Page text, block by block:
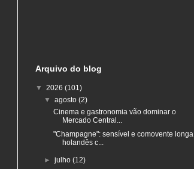
Arquivo do blog
▼ 2026 (101)
▼agosto(2)
Cinema e gastronomia vão dominar o
Mercado Central...
"Champagne": sensível e comovente longa
holandês c...
►julho(12)